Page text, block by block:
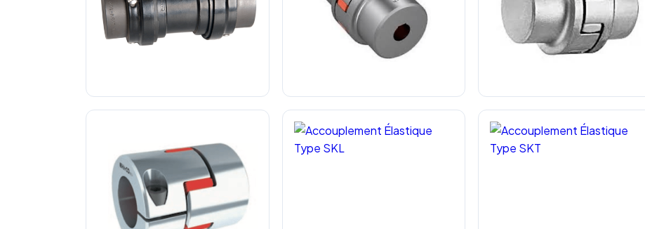
Accouplement Élastique à Entretoise
Accouplement à Doigts Élastiques
Type RRJ
Accouplement Élastique INOX